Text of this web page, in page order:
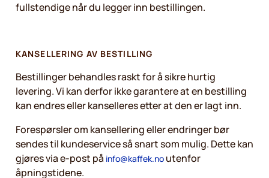
fullstendige når du legger inn bestillingen.
KANSELLERING AV BESTILLING
Bestillinger behandles raskt for å sikre hurtig
levering. Vi kan derfor ikke garantere at en bestilling
kan endres eller kanselleres etter at den er lagt inn.
Forespørsler om kansellering eller endringer bør
sendes til kundeservice så snart som mulig. Dette kan
gjøres via e-post på info@kaffek.no utenfor
åpningstidene.